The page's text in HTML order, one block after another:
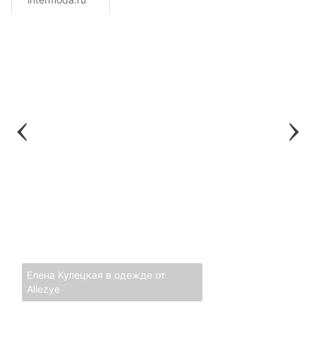
Елена Кулецкая в одежде от
Allezye